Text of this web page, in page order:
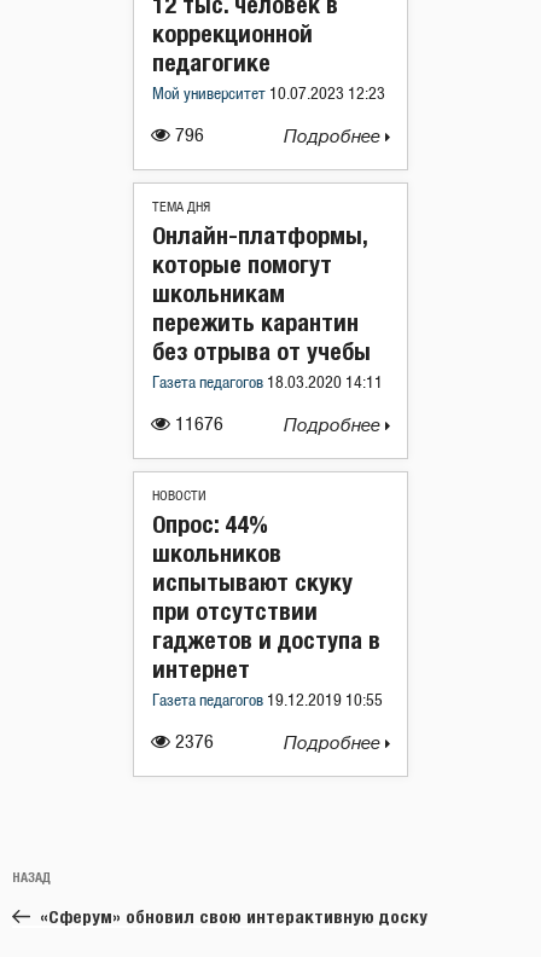
796
коррекционной
педагогике
Мой университет 10.07.2023 12:23
Подробнее
ТЕМА ДНЯ
11676
Онлайн-платформы,
которые помогут
школьникам
пережить карантин
без отрыва от учебы
Газета педагогов 18.03.2020 14:11
Подробнее
НОВОСТИ
2376
Опрос: 44%
школьников
испытывают скуку
при отсутствии
гаджетов и доступа в
интернет
Газета педагогов 19.12.2019 10:55
Подробнее
по
записям
Предыдущая
запись:
НАЗАД
«Сферум» обновил свою интерактивную доску